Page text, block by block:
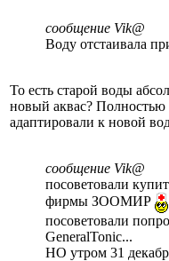
сообщение Vik@
Воду отстаивала
То есть старой воды
новый аквас?
адаптировали к новой
сообщение Vik@
посоветовали
фирмы ЗООМИР
посоветовали
GeneralTonic...
НО утром 31